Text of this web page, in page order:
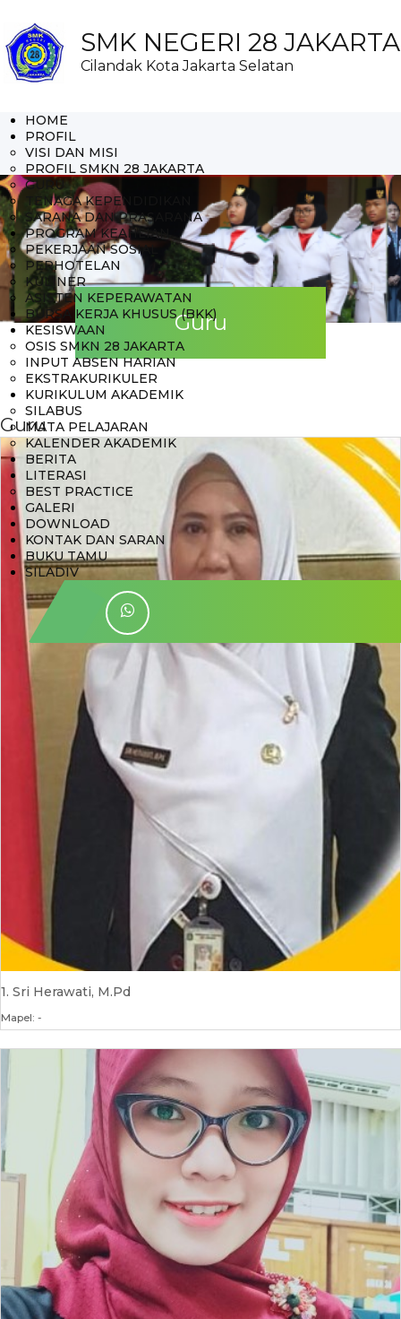
SMK NEGERI 28 JAKARTA
Cilandak Kota Jakarta Selatan
HOME
PROFIL
VISI DAN MISI
PROFIL SMKN 28 JAKARTA
GURU
TENAGA KEPENDIDIKAN
SARANA DAN PRASARANA
PROGRAM KEAHLIAN
PEKERJAAN SOSIAL
PERHOTELAN
KULINER
ASISTEN KEPERAWATAN
BURSA KERJA KHUSUS (BKK)
KESISWAAN
OSIS SMKN 28 JAKARTA
INPUT ABSEN HARIAN
EKSTRAKURIKULER
KURIKULUM AKADEMIK
SILABUS
MATA PELAJARAN
KALENDER AKADEMIK
BERITA
LITERASI
BEST PRACTICE
GALERI
DOWNLOAD
KONTAK DAN SARAN
BUKU TAMU
SILADIV
Guru
Guru
1. Sri Herawati, M.Pd
Mapel: -